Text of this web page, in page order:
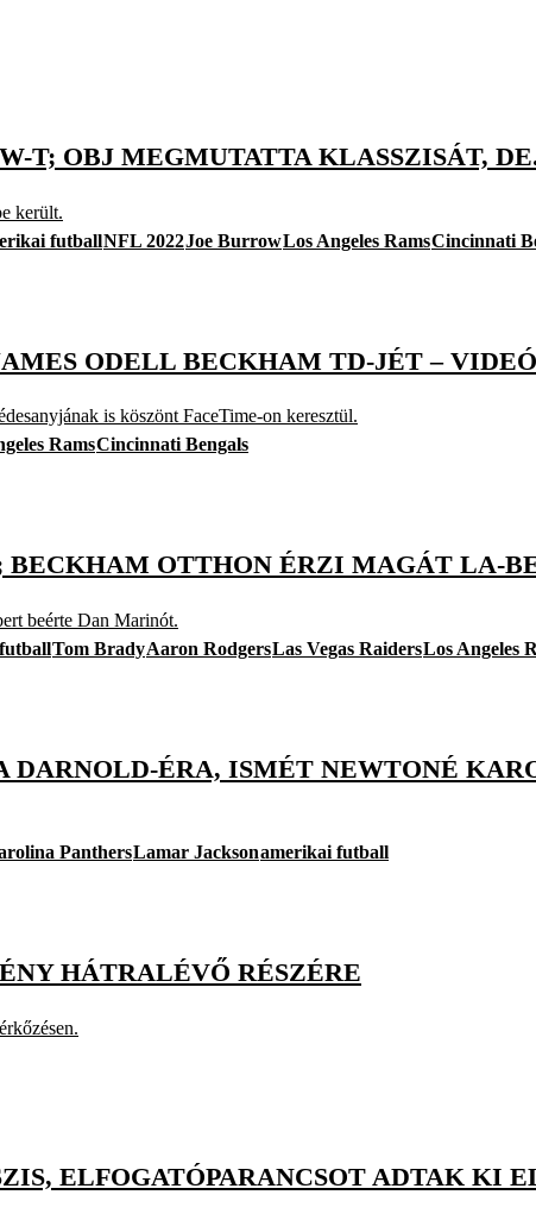
T; OBJ MEGMUTATTA KLASSZISÁT,
került.
futballNFL 2022Joe BurrowLos Angeles RamsCincinnati
ODELL BECKHAM TD-JÉT – VIDEÓ
is köszönt FaceTime-on keresztül.
RamsCincinnati Bengals
BECKHAM OTTHON ÉRZI MAGÁT LA-
beérte Dan Marinót.
Tom BradyAaron RodgersLas Vegas RaidersLos Angeles
ÉRA, ISMÉT NEWTONÉ
PanthersLamar Jacksonamerikai futball
HÁTRALÉVŐ RÉSZÉRE
ELFOGATÓPARANCSOT ADTAK KI